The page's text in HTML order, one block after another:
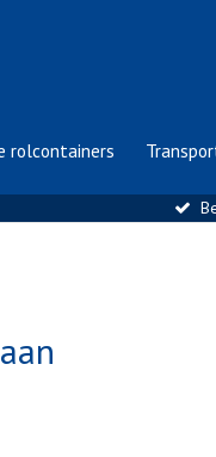
rolcontainers